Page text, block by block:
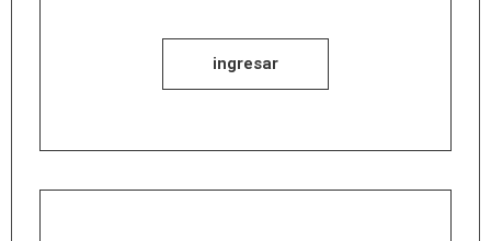
ingresar